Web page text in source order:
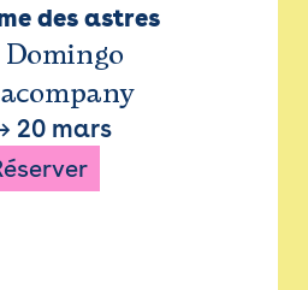
des astres
20 mars